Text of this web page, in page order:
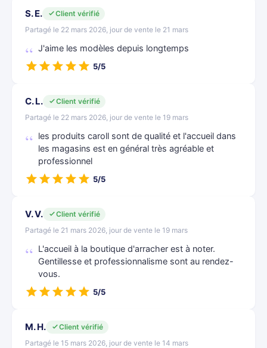
S. E.
Client vérifié
Partagé le 22 mars 2026, jour de vente le 21 mars
J'aime les modèles depuis longtemps
5/5
C. L.
Client vérifié
Partagé le 22 mars 2026, jour de vente le 19 mars
les produits caroll sont de qualité et l'accueil dans
les magasins est en général très agréable et
professionnel
5/5
V. V.
Client vérifié
Partagé le 21 mars 2026, jour de vente le 19 mars
L'accueil à la boutique d'arracher est à noter.
Gentillesse et professionnalisme sont au rendez-
vous.
5/5
M. H.
Client vérifié
Partagé le 15 mars 2026, jour de vente le 14 mars